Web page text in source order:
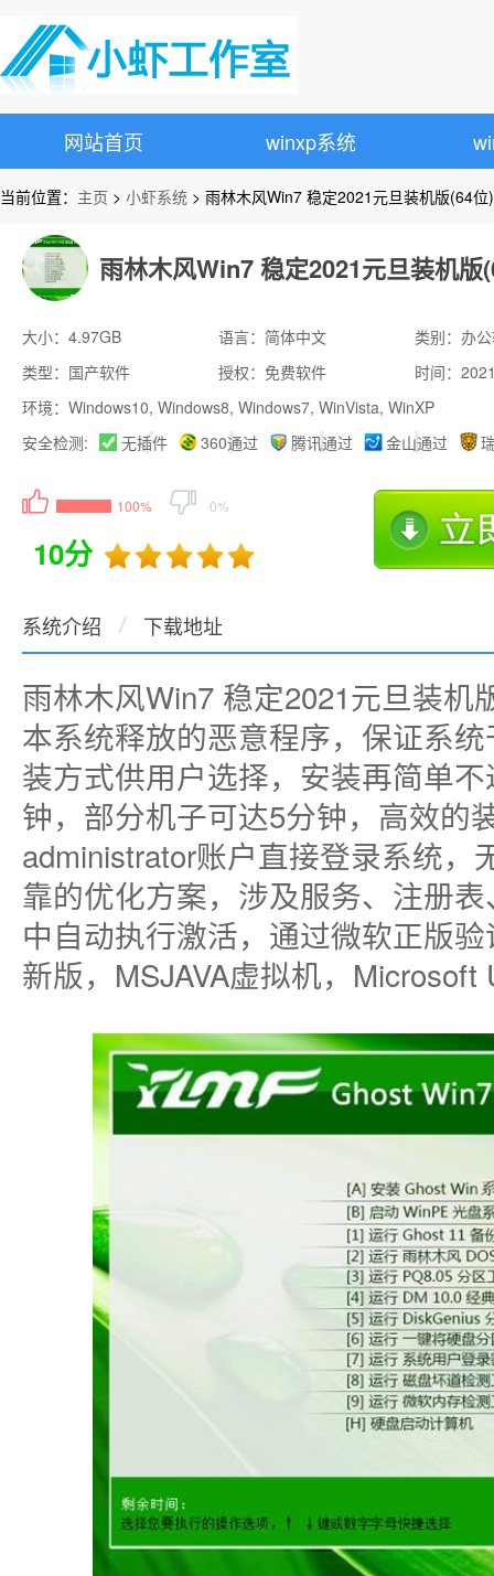
网站首页 winxp系统
当前位置： 主页 > 小虾系统 > 雨林木风Win7 稳定2021元旦装机版(64位)
雨林木风Win7 稳定2021元旦装机版
大小：4.97GB 语言：简体中文
类别：办
类型：国产软件
授权：免费软件
时间：
环境：Windows10, Windows8, Windows7, WinVista, WinXP
安全检测:
无插件 360通过 腾讯通过 金山通过
100% 0%
10分
系统介绍 下载地址
雨林木风Win7 稳定2021元旦装机
本系统释放的恶意程序，保证系
装方式供用户选择，安装再简单
钟，部分机子可达5分钟，高效的
administrator账户直接登录系统
靠的优化方案，涉及服务、注册
中自动执行激活，通过微软正版
新版，MSJAVA虚拟机，